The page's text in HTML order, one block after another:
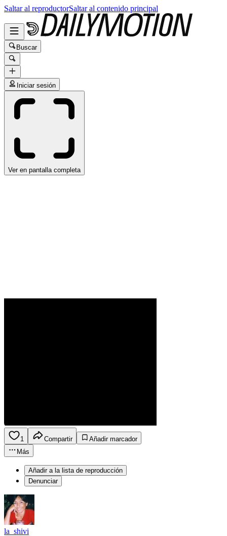
Saltar al reproductorSaltar al contenido principal
Buscar
Iniciar sesión
Ver en pantalla completa
1 Compartir
Añadir marcador
Más
Añadir a la lista de reproducción
Denunciar
la_shivi